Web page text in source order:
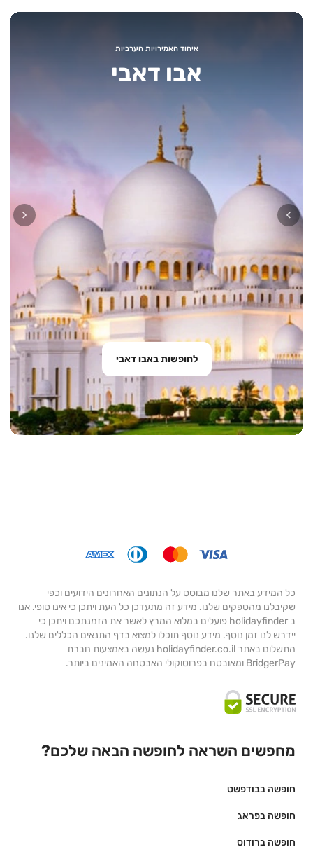
איחוד האמירויות הערביות
אבו דאבי
לחופשות באבו דאבי
כל המידע באתר שלנו מבוסס על הנתונים האחרונים הידועים וכפי
שקיבלנו מהספקים שלנו. מידע זה מתעדכן כל העת ויתכן כי אינו סופי. אנו
ב holidayfinder פועלים במלוא המרץ לאשר את הזמנתכם ויתכן כי
יידרש לנו זמן נוסף. מידע נוסף תוכלו למצוא בדף התנאים הכללים שלנו.
התשלום באתר holidayfinder.co.il נעשה באמצעות חברת
BridgerPay ומאובטח בפרוטוקולי האבטחה האמינים ביותר.
מחפשים השראה לחופשה הבאה שלכם?
חופשה בבודפשט
חופשה בפראג
חופשה ברודוס